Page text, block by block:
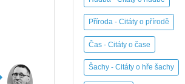
Příroda - Citáty o přírodě
Čas - Citáty o čase
Šachy - Citáty o hře šachy